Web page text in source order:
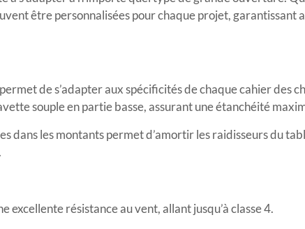
être personnalisées pour chaque projet, garantissant
de s’adapter aux spécificités de chaque cahier des
souple en partie basse, assurant une étanchéité
dans les montants permet d’amortir les raidisseurs du
résistance au vent, allant jusqu’à classe 4.